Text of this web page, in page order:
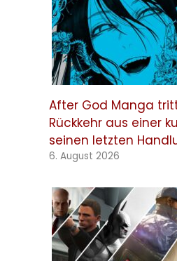
After God Manga
Rückkehr aus einer
seinen letzten
6. August 2026